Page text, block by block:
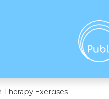
Therapy Exercises